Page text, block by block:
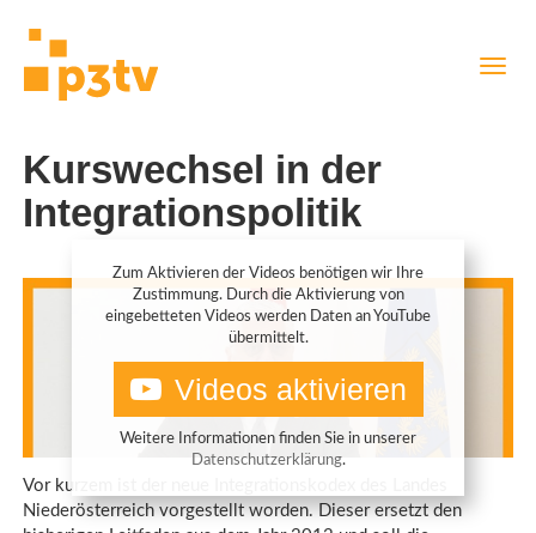
Kurswechsel in der
Integrationspolitik
Zum Aktivieren der Videos benötigen wir Ihre
Zustimmung. Durch die Aktivierung von
eingebetteten Videos werden Daten an YouTube
übermittelt.
Videos aktivieren
Weitere Informationen finden Sie in unserer
Datenschutzerklärung.
Vor kurzem ist der neue Integrationskodex des Landes
Niederösterreich vorgestellt worden. Dieser ersetzt den